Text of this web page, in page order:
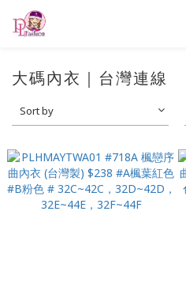
大碼內衣｜台灣連線
Sort by